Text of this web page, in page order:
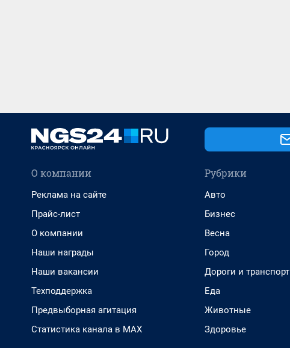
О компании
Реклама на сайте
Прайс-лист
О компании
Наши награды
Наши вакансии
Техподдержка
Предвыборная агитация
Статистика канала в MAX
Рубрики
Авто
Бизнес
Весна
Город
Дороги и транспорт
Еда
Животные
Здоровье